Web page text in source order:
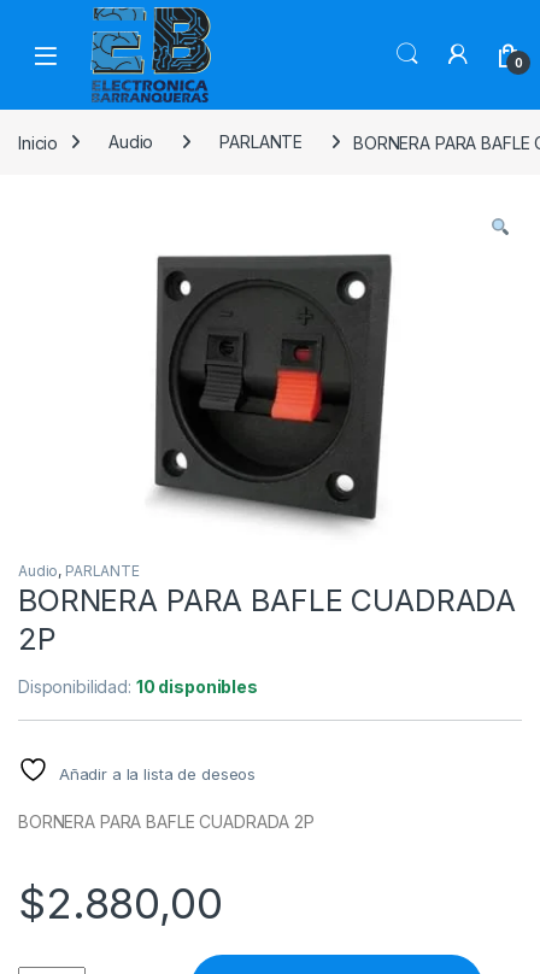
0
Inicio Audio PARLANTE BORNERA PARA BAFLE
Audio, PARLANTE
BORNERA PARA BAFLE CUADRADA
2P
Disponibilidad: 10 disponibles
Añadir a la lista de deseos
BORNERA PARA BAFLE CUADRADA 2P
$2.880,00